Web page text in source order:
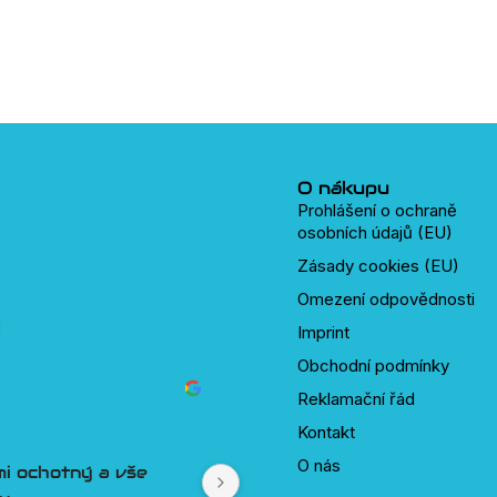
ochotný a vše
David Tesař
před 2 lety
Lepší přístup k
O nákupu
Prohlášení o ochraně
osobních údajů (EU)
Zásady cookies (EU)
Omezení odpovědnosti
Imprint
Obchodní podmínky
Reklamační řád
Kontakt
O nás